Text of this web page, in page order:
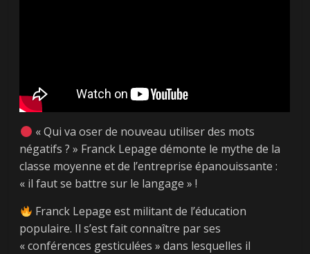
« Qui va oser de nouveau utiliser des mots
négatifs ? » Franck Lepage démonte le mythe de la
classe moyenne et de l’entreprise épanouissante :
« il faut se battre sur le langage » !
Franck Lepage est militant de l’éducation
populaire. Il s’est fait connaître par ses
« conférences gesticulées » dans lesquelles il